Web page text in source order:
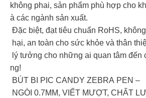
không phai, sản phẩm phù hợp cho
à các ngành sản xuất.
Đặc biệt, đạt tiêu chuẩn RoHS,
hại, an toàn cho sức khỏe và thân
lý tưởng cho những ai quan tâm đến
ng!
BÚT BI PIC CANDY ZEBRA PEN –
NGÒI 0.7MM, VIẾT MƯỢT, CHẤT